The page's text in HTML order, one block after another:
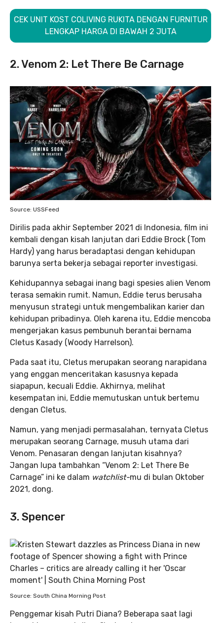
CEK UNIT KOST COLIVING RUKITA DENGAN FURNITUR
LENGKAP HARGA DI BAWAH 2 JUTA
2. Venom 2: Let There Be Carnage
Source: USSFeed
Dirilis pada akhir September 2021 di Indonesia, film ini
kembali dengan kisah lanjutan dari Eddie Brock (Tom
Hardy) yang harus beradaptasi dengan kehidupan
barunya serta bekerja sebagai reporter investigasi.
Kehidupannya sebagai inang bagi spesies alien Venom
terasa semakin rumit. Namun, Eddie terus berusaha
menyusun strategi untuk mengembalikan karier dan
kehidupan pribadinya. Oleh karena itu, Eddie mencoba
mengerjakan kasus pembunuh berantai bernama
Cletus Kasady (Woody Harrelson).
Pada saat itu, Cletus merupakan seorang narapidana
yang enggan menceritakan kasusnya kepada
siapapun, kecuali Eddie. Akhirnya, melihat
kesempatan ini, Eddie memutuskan untuk bertemu
dengan Cletus.
Namun, yang menjadi permasalahan, ternyata Cletus
merupakan seorang Carnage, musuh utama dari
Venom. Penasaran dengan lanjutan kisahnya?
Jangan lupa tambahkan “Venom 2: Let There Be
Carnage” ini ke dalam watchlist-mu di bulan Oktober
2021, dong.
3. Spencer
Source: South China Morning Post
Penggemar kisah Putri Diana? Beberapa saat lagi